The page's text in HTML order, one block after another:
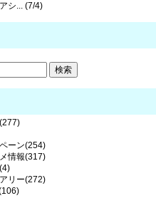
シ... (7/4)
ーン(254)
情報(317)
リー(272)